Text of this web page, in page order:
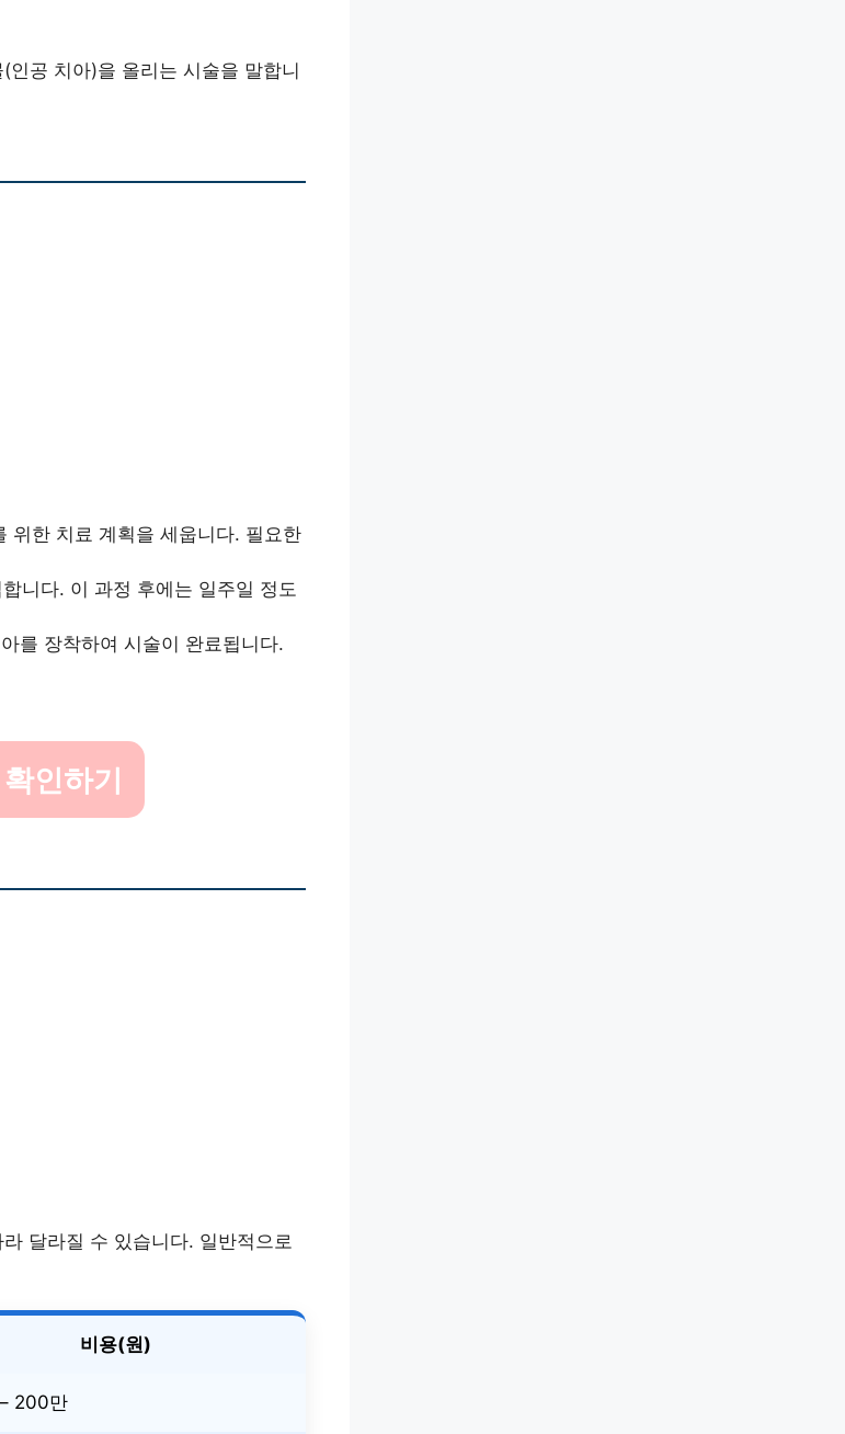
공 치아)을 올리는 시술을 말합니
위한 치료 계획을 세웁니다. 필요한
니다. 이 과정 후에는 일주일 정도
를 장착하여 시술이 완료됩니다.
인하기
달라질 수 있습니다. 일반적으로
비용(원)
200만